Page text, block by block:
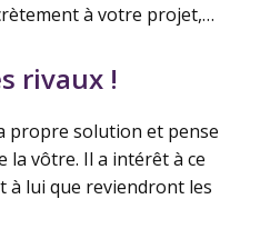
à votre projet,…
rivaux !
propre solution et pense
la vôtre. Il a intérêt à ce
à lui que reviendront les